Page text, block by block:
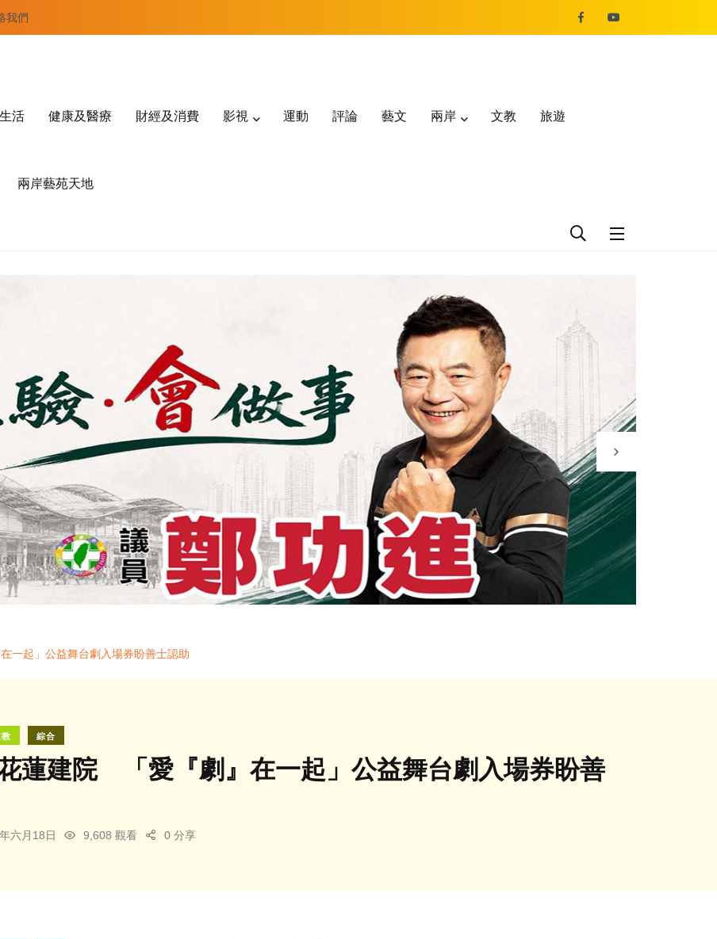
我們
生活 健康及醫療 財經及消費 影視 運動 評論 藝文 兩岸 文教 旅遊
兩岸藝苑天地
一起」公益舞台劇入場券盼善士認助
綜合
蓮建院 「愛『劇』在一起」公益舞台劇入場券盼善
六月18日 9,608 觀看 0 分享